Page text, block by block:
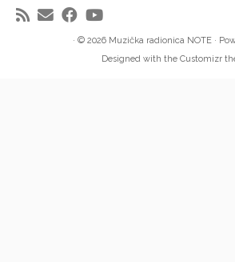
· © 2026 Muzička radionica NOTE·
Designed with the Customizr